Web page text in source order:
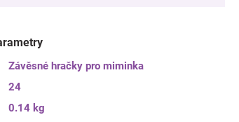
Závěsné hračky pro miminka
24
0.14 kg